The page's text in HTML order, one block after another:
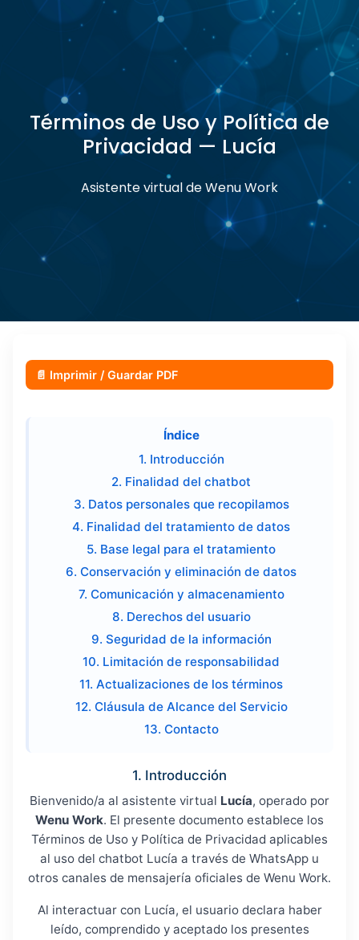
Términos de Uso y Política de
Privacidad — Lucía
Asistente virtual de Wenu Work
📄 Imprimir / Guardar PDF
Índice
1. Introducción
2. Finalidad del chatbot
3. Datos personales que recopilamos
4. Finalidad del tratamiento de datos
5. Base legal para el tratamiento
6. Conservación y eliminación de datos
7. Comunicación y almacenamiento
8. Derechos del usuario
9. Seguridad de la información
10. Limitación de responsabilidad
11. Actualizaciones de los términos
12. Cláusula de Alcance del Servicio
13. Contacto
1. Introducción
Bienvenido/a al asistente virtual Lucía, operado por
Wenu Work. El presente documento establece los
Términos de Uso y Política de Privacidad aplicables
al uso del chatbot Lucía a través de WhatsApp u
otros canales de mensajería oficiales de Wenu Work.
Al interactuar con Lucía, el usuario declara haber
leído, comprendido y aceptado los presentes